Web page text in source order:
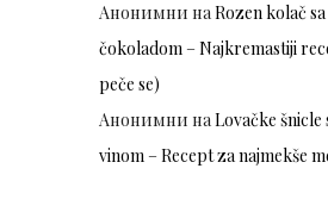
Анонимни наRozen kolač
čokoladom – Najkremastiji
peče se)
Анонимни наLovačke šnicle
vinom – Recept za najmekše